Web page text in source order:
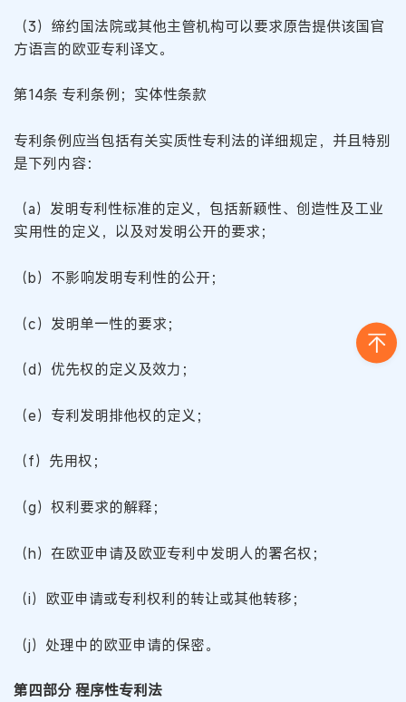
（3）缔约国法院或其他主管机构可以要求原告提供该国官
方语言的欧亚专利译文。
第14条 专利条例；实体性条款
专利条例应当包括有关实质性专利法的详细规定，并且特别
是下列内容：
（a）发明专利性标准的定义，包括新颖性、创造性及工业
实用性的定义，以及对发明公开的要求；
（b）不影响发明专利性的公开；
（c）发明单一性的要求；
（d）优先权的定义及效力；
（e）专利发明排他权的定义；
（f）先用权；
（g）权利要求的解释；
（h）在欧亚申请及欧亚专利中发明人的署名权；
（i）欧亚申请或专利权利的转让或其他转移；
（j）处理中的欧亚申请的保密。
第四部分 程序性专利法